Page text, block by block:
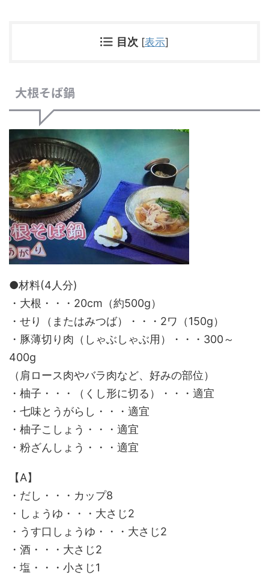
目次 [表示]
大根そば鍋
●材料(4人分)
・大根・・・20cm（約500g）
・せり（またはみつば）・・・2ワ（150g）
・豚薄切り肉（しゃぶしゃぶ用）・・・300～
400g
（肩ロース肉やバラ肉など、好みの部位）
・柚子・・・（くし形に切る）・・・適宜
・七味とうがらし・・・適宜
・柚子こしょう・・・適宜
・粉ざんしょう・・・適宜
【A】
・だし・・・カップ8
・しょうゆ・・・大さじ2
・うす口しょうゆ・・・大さじ2
・酒・・・大さじ2
・塩・・・小さじ1